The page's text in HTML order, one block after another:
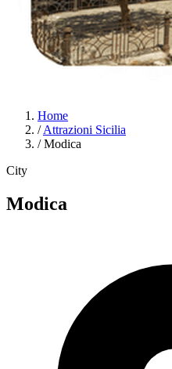
Home
/ Attrazioni Sicilia
/ Modica
City
Modica